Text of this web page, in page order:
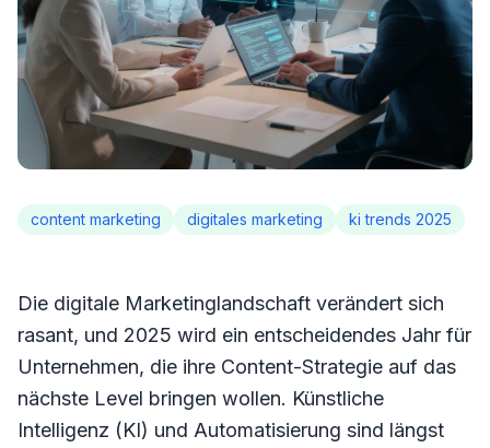
content marketing digitales marketing ki trends 2025
Die digitale Marketinglandschaft verändert sich
rasant, und 2025 wird ein entscheidendes Jahr für
Unternehmen, die ihre Content-Strategie auf das
nächste Level bringen wollen. Künstliche
Intelligenz (KI) und Automatisierung sind längst